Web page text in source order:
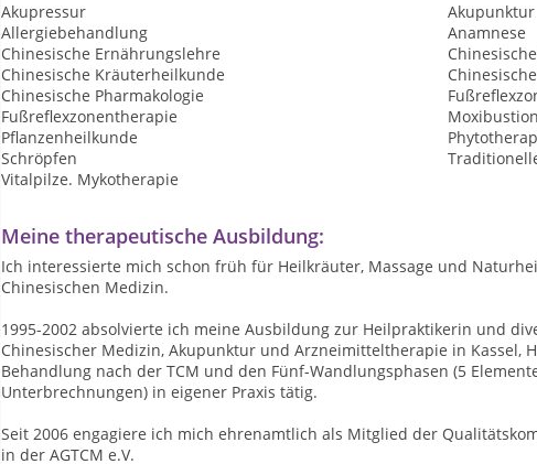
Akupressur
Akupunktur
Allergiebehandlung
Anamnese
Chinesische Ernährungslehre
Chinesische Kräuterheilkunde
Chinesische Pharmakologie
Fußreflexzonentherapie
Moxibustion
Pflanzenheilkunde
Schröpfen
Vitalpilze. Mykotherapie
Meine therapeutische Ausbildung:
Ich interessierte mich schon früh für Heilkräuter, Massage und
Chinesischen Medizin.
1995-2002 absolvierte ich meine Ausbildung zur Heilpraktikerin und
Chinesischer Medizin, Akupunktur und Arzneimitteltherapie in Kassel,
Behandlung nach der TCM und den Fünf-Wandlungsphasen (5
Unterbrechnungen) in eigener Praxis tätig.
Seit 2006 engagiere ich mich ehrenamtlich als Mitglied der
in der AGTCM e.V.